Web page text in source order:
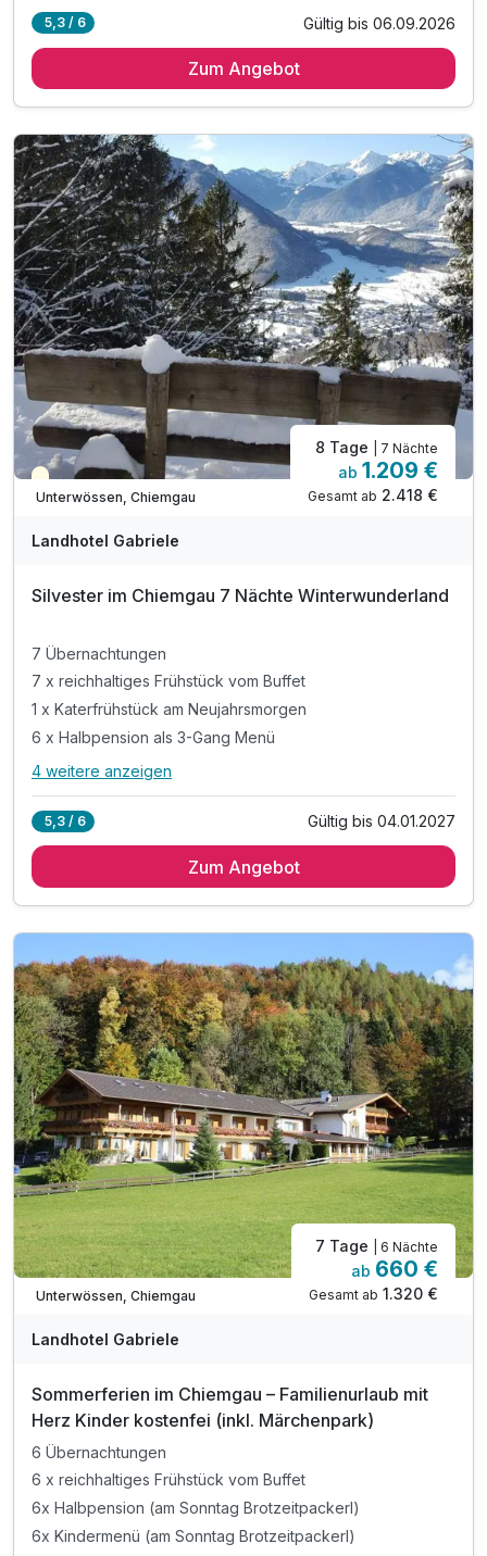
3 x reichhaltiges Frühstück vom Buffet
Chiemsee-Schifffahrtkarten
Inkl. Kurtaxe
inkl. Achental-Card mit vielen Vergünstigungen
inkl. Early Check in nach Möglichkeit
inkl. Möglichkeit auf das Kissen-Menü
Bei Möglichkeit Early-Check in
5,3 / 6 Gültig bis 06.09.2026
Zum Angebot
Saisonal verfügbar
Unterwössen, Chiemgau
8 Tage | 7 Nächte
ab 1.209 €
Gesamt ab 2.418 €
Landhotel Gabriele
Silvester im Chiemgau 7 Nächte Winterwunderland
7 Übernachtungen
7 x reichhaltiges Frühstück vom Buffet
1 x Katerfrühstück am Neujahrsmorgen
6 x Halbpension als 3-Gang Menü
Alle Inklusivleistungen
7 x reichhaltiges Frühstück vom Buffet
1 x Bunter Silvester-Abend
1 x Fackelwanderung mit Glühwein-Gaudi
1x Möglichkeit zum Fondue-Abend
1x Gemeinsam die Rauhnächte kennen lernen
4 weitere anzeigen
5,3 / 6 Gültig bis 04.01.2027
Zum Angebot
Unterwössen, Chiemgau
7 Tage | 6 Nächte
ab 660 €
Gesamt ab 1.320 €
Landhotel Gabriele
Sommerferien im Chiemgau – Familienurlaub mit
Herz Kinder kostenfei (inkl. Märchenpark)
6 Übernachtungen
6 x reichhaltiges Frühstück vom Buffet
6x Halbpension (am Sonntag Brotzeitpackerl)
6x Kindermenü (am Sonntag Brotzeitpackerl)